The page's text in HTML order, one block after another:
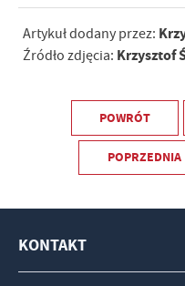
Artykuł dodany przez:
Źródło zdjęcia: Krzysztof
POWRÓT
POPRZEDNIA
KONTAKT